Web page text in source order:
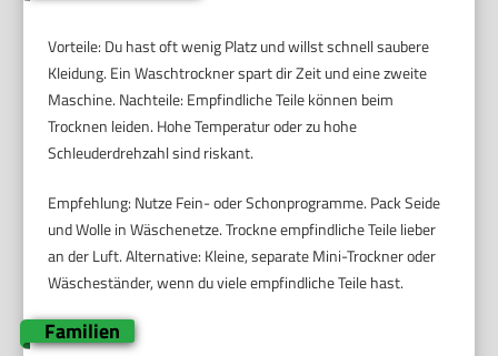
Vorteile: Du hast oft wenig Platz und willst schnell saubere
Kleidung. Ein Waschtrockner spart dir Zeit und eine zweite
Maschine. Nachteile: Empfindliche Teile können beim
Trocknen leiden. Hohe Temperatur oder zu hohe
Schleuderdrehzahl sind riskant.
Empfehlung: Nutze Fein- oder Schonprogramme. Pack Seide
und Wolle in Wäschenetze. Trockne empfindliche Teile lieber
an der Luft. Alternative: Kleine, separate Mini-Trockner oder
Wäscheständer, wenn du viele empfindliche Teile hast.
Familien